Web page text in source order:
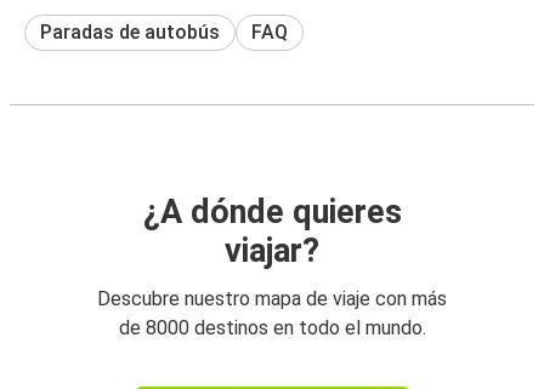
Paradas de autobús FAQ
¿A dónde quieres
viajar?
Descubre nuestro mapa de viaje con más
de 8000 destinos en todo el mundo.